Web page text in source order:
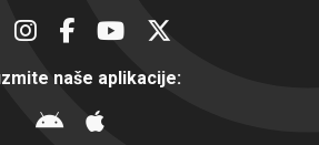
naše aplikacije: